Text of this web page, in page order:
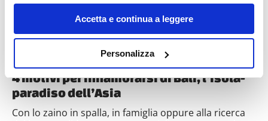
momento dalla Dichiarazione sui cookie o facendo clic
sull'icona di attivazione della privacy.
raccogliere informazioni sulla tua posizione
geografica, con un'approssimazione di qualche
metro,
attivamente alla ricerca di caratteristiche specifiche
Accetta e continua a leggere
Personalizza
4 motivi per innamorarsi di Bali, l’isola-
paradiso dell’Asia
Con lo zaino in spalla, in famiglia oppure alla ricerca